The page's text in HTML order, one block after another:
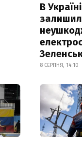
В
8 СЕРПНЯ, 14:10